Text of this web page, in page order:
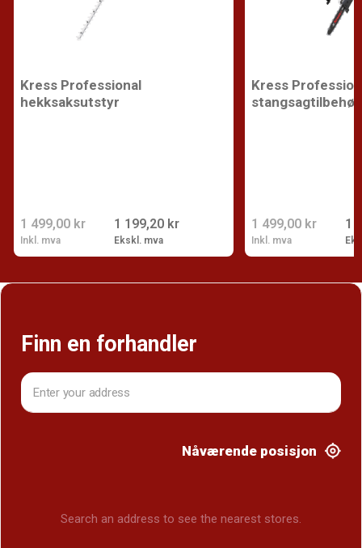
Kress Professional
hekksaksutstyr
1 199,20 kr
Ekskl. mva
1 499,00 kr
Inkl. mva
Kress
stangsagtilbehør
1
1 499,00 kr
Inkl. mva
Finn en forhandler
Nåværende posisjon
Search an address to see the nearest stores.